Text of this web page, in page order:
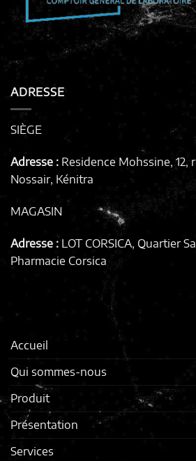
ADRESSE
SIÈGE
Adresse : Residence Mohssine, 12,
Nossair, Kénitra
MAGASIN
Adresse : LOT CORSICA, Quartier
Pharmacie Corsica
Accueil
Qui sommes-nous
Produit
Présentation
Services